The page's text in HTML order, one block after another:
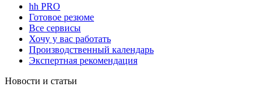
hh PRO
Готовое резюме
Все сервисы
Хочу у вас работать
Производственный календарь
Экспертная рекомендация
Новости и статьи